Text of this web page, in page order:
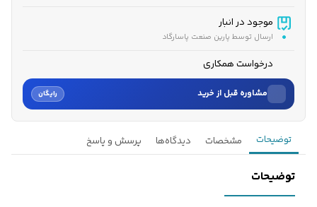
موجود در انبار
ارسال توسط پارین صنعت پاسارگاد
درخواست همکاری
مشاوره قبل از خرید رایگان
نام
توضیحات مشخصات دیدگاه‌ها پرسش و پاسخ
توضیحات